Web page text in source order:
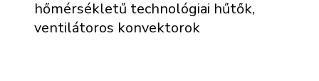
hőmérsékletű technológiai hűtők,
ventilátoros konvektorok